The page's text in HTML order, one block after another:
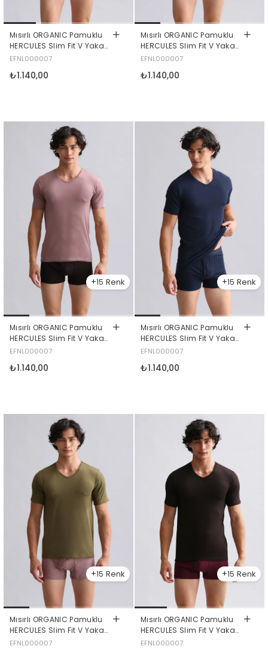
Mısırlı ORGANIC Pamuklu
HERCULES Slim Fit V Yaka
Fanila / T-Shirt Pas Krmızı
EFNL000007
₺1.140,00
Mısırlı ORGANIC Pamuklu
HERCULES Slim Fit V Yaka
Fanila / T-Shirt Mor
EFNL000007
₺1.140,00
15
Mısırlı ORGANIC Pamuklu
HERCULES Slim Fit V Yaka
Fanila / T-Shirt Lavender
EFNL000007
₺1.140,00
15
Mısırlı ORGANIC Pamuklu
HERCULES Slim Fit V Yaka
Fanila / T-Shirt Lacivert
EFNL000007
₺1.140,00
15
Mısırlı ORGANIC Pamuklu
HERCULES Slim Fit V Yaka
Fanila / T-Shirt Koyu Haki
EFNL000007
15
Mısırlı ORGANIC Pamuklu
HERCULES Slim Fit V Yaka
Fanila / T-Shirt Kahverengi
EFNL000007